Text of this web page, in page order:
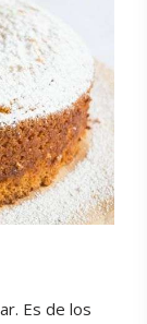
Es de los